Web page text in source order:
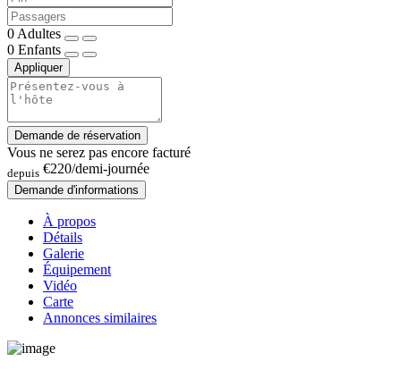
0 Adultes
0 Enfants
Appliquer
Demande de réservation
Vous ne serez pas encore facturé
depuis €220/demi-journée
Demande d'informations
À propos
Détails
Galerie
Équipement
Vidéo
Carte
Annonces similaires